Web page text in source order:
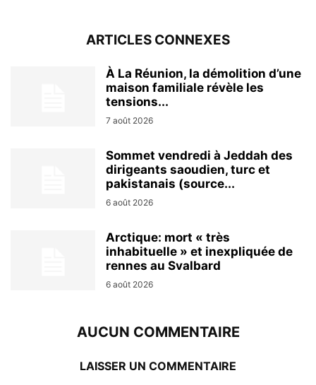
ARTICLES CONNEXES
À La Réunion, la démolition d’une
maison familiale révèle les
tensions...
7 août 2026
Sommet vendredi à Jeddah des
dirigeants saoudien, turc et
pakistanais (source...
6 août 2026
Arctique: mort « très
inhabituelle » et inexpliquée de
rennes au Svalbard
6 août 2026
AUCUN COMMENTAIRE
LAISSER UN COMMENTAIRE